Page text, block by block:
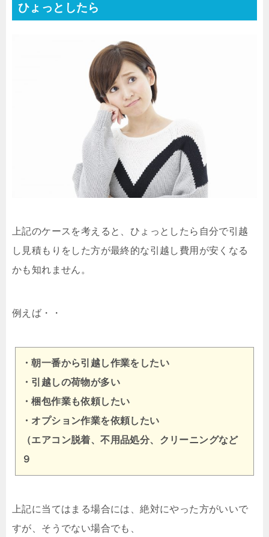
ひょっとしたら
上記のケースを考えると、ひょっとしたら自分で引越
し見積もりをした方が最終的な引越し費用が安くなる
かも知れません。
例えば・・
・朝一番から引越し作業をしたい
・引越しの荷物が多い
・梱包作業も依頼したい
・オプション作業を依頼したい
（エアコン脱着、不用品処分、クリーニングなど
９
上記に当てはまる場合には、絶対にやった方がいいで
すが、そうでない場合でも、